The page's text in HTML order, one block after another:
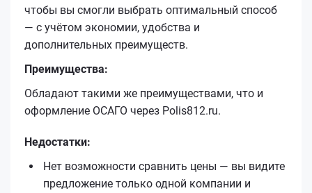
чтобы вы смогли выбрать оптимальный способ
— с учётом экономии, удобства и
дополнительных преимуществ.
Преимущества:
Обладают такими же преимуществами, что и
оформление ОСАГО через Polis812.ru.
Недостатки:
Нет возможности сравнить цены — вы видите
предложение только одной компании и